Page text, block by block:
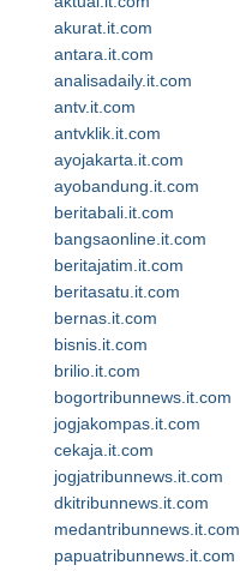
akurat.it.com
antara.it.com
analisadaily.it.com
antv.it.com
antvklik.it.com
ayojakarta.it.com
ayobandung.it.com
beritabali.it.com
bangsaonline.it.com
beritajatim.it.com
beritasatu.it.com
bernas.it.com
bisnis.it.com
brilio.it.com
bogortribunnews.it.com
jogjakompas.it.com
cekaja.it.com
jogjatribunnews.it.com
dkitribunnews.it.com
medantribunnews.it.com
papuatribunnews.it.com